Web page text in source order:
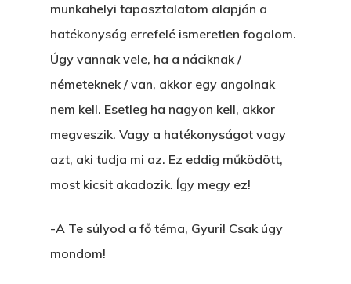
munkahelyi tapasztalatom alapján a
hatékonyság errefelé ismeretlen fogalom.
Úgy vannak vele, ha a náciknak /
németeknek / van, akkor egy angolnak
nem kell. Esetleg ha nagyon kell, akkor
megveszik. Vagy a hatékonyságot vagy
azt, aki tudja mi az. Ez eddig működött,
most kicsit akadozik. Így megy ez!
-A Te súlyod a fő téma, Gyuri! Csak úgy
mondom!